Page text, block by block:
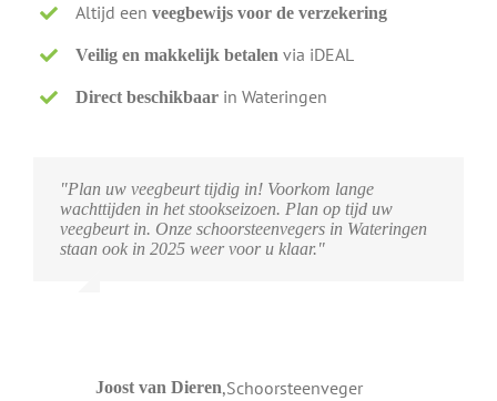
Altijd eenveegbewijs voor de verzekering
Veilig en makkelijk betalen via iDEAL
Direct beschikbaar in Wateringen
"Plan uw veegbeurt tijdig in! Voorkom lange
wachttijden in het stookseizoen. Plan op tijd uw
veegbeurt in. Onze schoorsteenvegers in Wateringen
staan ook in 2025 weer voor u klaar."
Joost van Dieren,Schoorsteenveger